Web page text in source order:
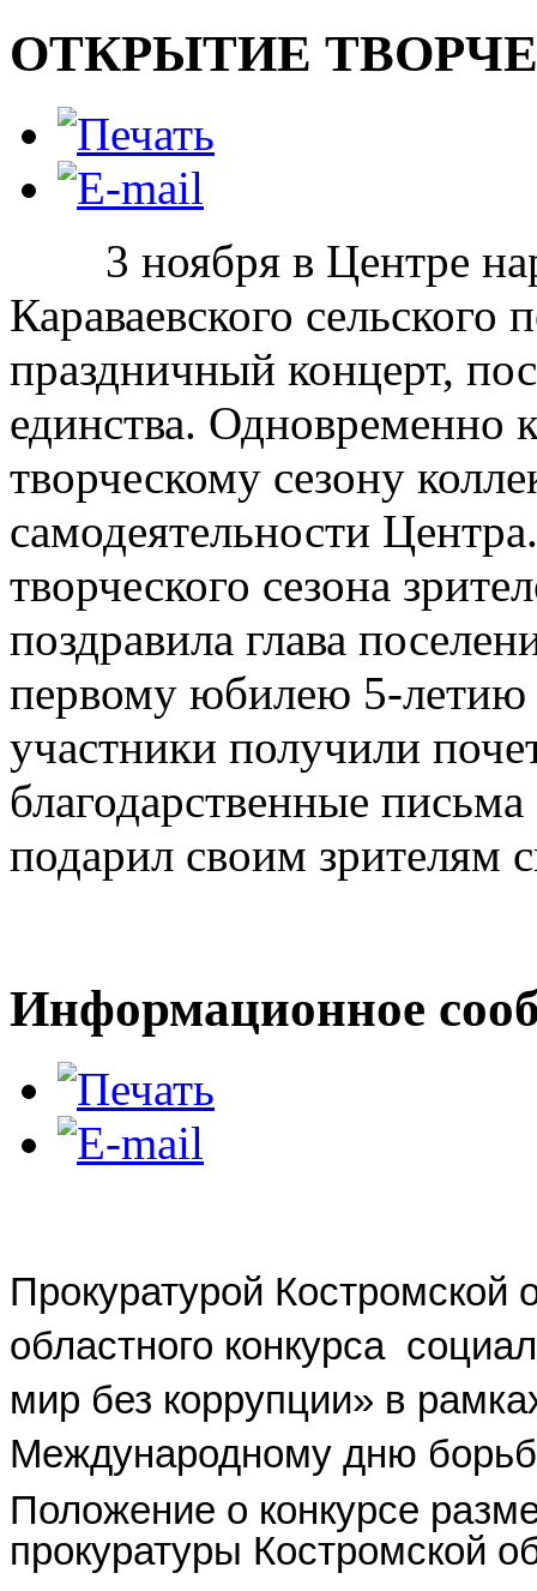
ОТКРЫТИЕ
3 ноября в Центре
Караваевского сельского
праздничный концерт,
единства. Одновременно
творческому сезону
самодеятельности
творческого сезона
поздравила глава
первому юбилею 5-летию
участники получили
благодарственные
подарил своим зрителям
Информационное
Прокуратурой Костромской
областного конкурса
мир без коррупции» в
Международному дню
Положение о конкурсе
прокуратуры Костромской